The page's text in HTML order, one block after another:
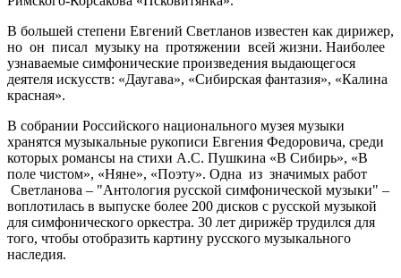
В большей степени Евгений Светланов известен как дирижер,
но он писал музыку на протяжении всей жизни. Наиболее
узнаваемые симфонические произведения выдающегося
деятеля искусств: «Даугава», «Сибирская фантазия», «Калина
красная».
В собрании Российского национального музея музыки
хранятся музыкальные рукописи Евгения Федоровича, среди
которых романсы на стихи А.С. Пушкина «В Сибирь», «В
поле чистом», «Няне», «Поэту». Одна из значимых работ
Светланова – "Антология русской симфонической музыки" –
воплотилась в выпуске более 200 дисков с русской музыкой
для симфонического оркестра. 30 лет дирижёр трудился для
того, чтобы отобразить картину русского музыкального
наследия.